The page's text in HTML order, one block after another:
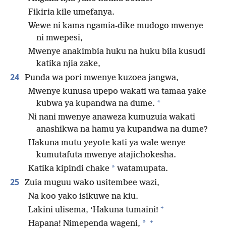
Fikiria kile umefanya.
Wewe ni kama ngamia-dike mudogo mwenye
ni mwepesi,
Mwenye anakimbia huku na huku bila kusudi
katika njia zake,
24 Punda wa pori mwenye kuzoea jangwa,
Mwenye kunusa upepo wakati wa tamaa yake
kubwa ya kupandwa na dume. *
Ni nani mwenye anaweza kumuzuia wakati
anashikwa na hamu ya kupandwa na dume?
Hakuna mutu yeyote kati ya wale wenye
kumutafuta mwenye atajichokesha.
Katika kipindi chake * watamupata.
25 Zuia muguu wako usitembee wazi,
Na koo yako isikuwe na kiu.
Lakini ulisema, ‘Hakuna tumaini! +
Hapana! Nimependa wageni, * +